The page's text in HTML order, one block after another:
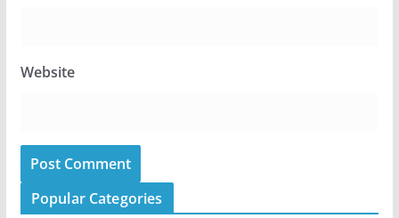
Website
Popular Categories